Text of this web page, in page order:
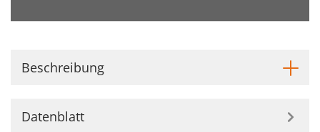
Beschreibung
Datenblatt